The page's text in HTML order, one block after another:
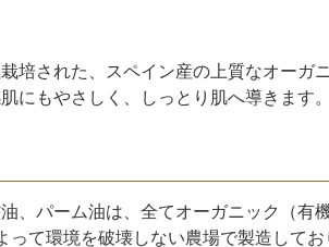
された、スペイン産の上質なオーガ
にもやさしく、しっとり肌へ導きます
パーム油は、全てオーガニック（有
て環境を破壊しない農場で製造してお